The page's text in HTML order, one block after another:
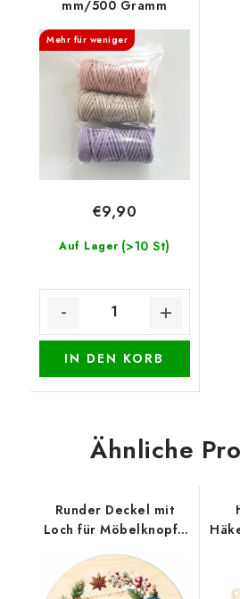
mm/500 Gramm
Mehr für weniger
Auf Lager (>10 St)
€9,90
IN DEN KORB
Ähnliche
Runder Deckel mit
Loch für Möbelknopf -